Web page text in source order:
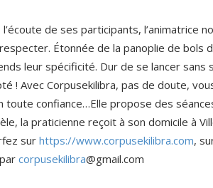
de ses participants, l’animatrice
Étonnée de la panoplie de bols
leur spécificité. Dur de se lancer sans
! Avec Corpusekilibra, pas de doute,
toute confiance…Elle propose des
la praticienne reçoit à son domicile à
sur https://www.corpusekilibra.com,
corpusekilibra@gmail.com